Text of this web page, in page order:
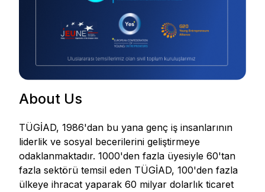
About Us
TÜGİAD, 1986'dan bu yana genç iş insanlarının
liderlik ve sosyal becerilerini geliştirmeye
odaklanmaktadır. 1000'den fazla üyesiyle 60'tan
fazla sektörü temsil eden TÜGİAD, 100'den fazla
ülkeye ihracat yaparak 60 milyar dolarlık ticaret